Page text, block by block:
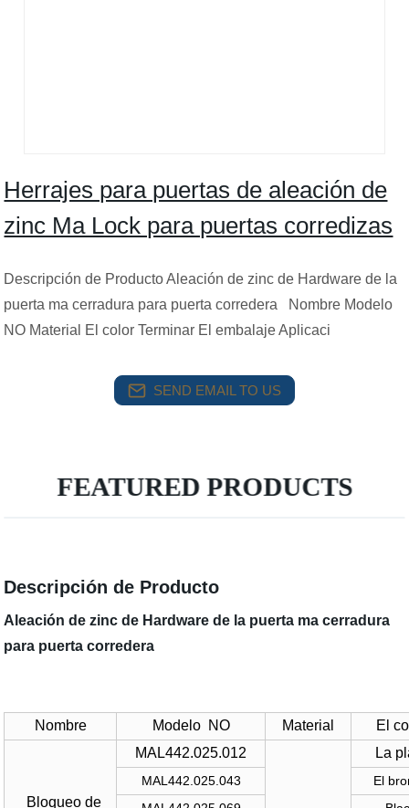
Herrajes para puertas de aleación de
zinc Ma Lock para puertas corredizas
Descripción de Producto Aleación de zinc de Hardware de la
puerta ma cerradura para puerta corredera Nombre Modelo
NO Material El color Terminar El embalaje Aplicaci
SEND EMAIL TO US
FEATURED PRODUCTS
Descripción de Producto
Aleación de zinc de Hardware de la puerta ma cerradura
para puerta corredera
Nombre Modelo NO Material El
Bloqueo de
MAL442.025.012 La
MAL442.025.043
El